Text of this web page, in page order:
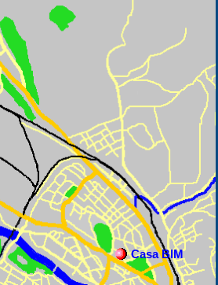
Casa BIM